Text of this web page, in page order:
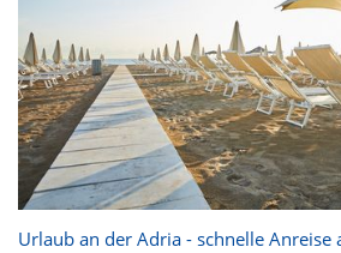
Urlaub an der Adria - schnelle Anreise